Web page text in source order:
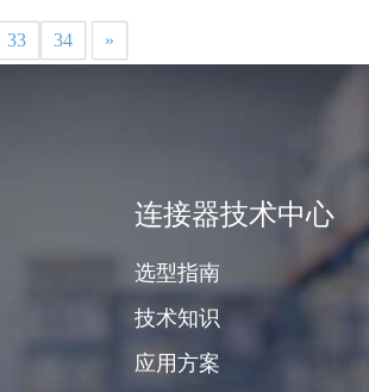
33 34 »
连接器技术中心
选型指南
技术知识
应用方案